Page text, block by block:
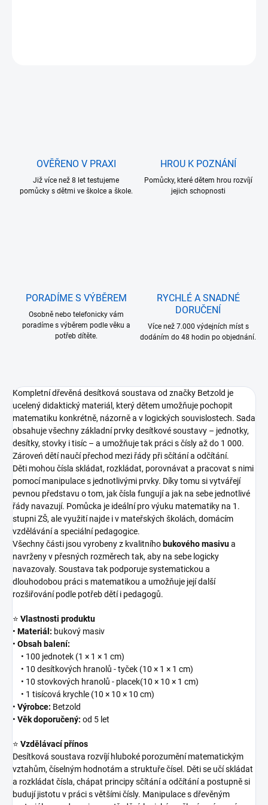
OVĚŘENO V PRAXI
Již více než 8 let testujeme
pomůcky s dětmi ve školce a škole.
HROU K POZNÁNÍ
Pomůcky, které dětem hrou rozvíjí
jejich schopnosti
PORADÍME S VÝBĚREM
Osobně nebo telefonicky vám
poradíme s výběrem podle věku a
potřeb dítěte.
RYCHLÉ A SNADNÉ
DORUČENÍ
Více než 7.000 výdejních míst s
dodáním do 48 hodin po objednání.
Kompletní dřevěná desítková soustava od značky Betzold je
ucelený didaktický materiál, který dětem umožňuje pochopit
matematiku konkrétně, názorně a v logických souvislostech. Sada
obsahuje všechny základní prvky desítkové soustavy – jednotky,
desítky, stovky i tisíc – a umožňuje tak práci s čísly až do 1 000.
Zároveń dětí naučí přechod mezi řády při sčítání a odčítání.
Děti mohou čísla skládat, rozkládat, porovnávat a pracovat s nimi
pomocí manipulace s jednotlivými prvky. Díky tomu si vytvářejí
pevnou představu o tom, jak čísla fungují a jak na sebe jednotlivé
řády navazují. Pomůcka je ideální pro výuku matematiky na 1.
stupni ZŠ, ale využití najde i v mateřských školách, domácím
vzdělávání a speciální pedagogice.
Všechny části jsou vyrobeny z kvalitního bukového masivua
navrženy v přesných rozměrech tak, aby na sebe logicky
navazovaly. Soustava tak podporuje systematickou a
dlouhodobou práci s matematikou a umožňuje její další
rozšiřování podle potřeb dětí i pedagogů.
⭐ Vlastnosti produktu
• Materiál: bukový masiv
• Obsah balení:
• 100 jednotek (1 × 1 × 1 cm)
• 10 desítkových hranolů - tyček (10 × 1 × 1 cm)
• 10 stovkových hranolů - placek(10 × 10 × 1 cm)
• 1 tisícová krychle (10 × 10 × 10 cm)
• Výrobce: Betzold
• Věk doporučený: od 5 let
⭐ Vzdělávací přínos
Desítková soustava rozvíjí hluboké porozumění matematickým
vztahům, číselným hodnotám a struktuře čísel. Děti se učí skládat
a rozkládat čísla, chápat principy sčítání a odčítání a postupně si
budují jistotu v práci s většími čísly. Manipulace s dřevěným